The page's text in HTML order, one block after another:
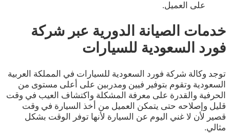
على العميل.
خدمات الصيانة الدورية عبر شركة
فورد السعودية للسيارات
توجد وكالة شركة فورد السعودية للسيارات في المملكة العربية
السعودية وتقوم بتوفير فيين ومدربين على أعلى مستوى من
الحرفية والقدرة على معرفة المشكلة واكتشاف العيب في وقت
قليل وإصلاحه حتى يتمكن العميل من أخذ السيارة في وقت
قصير لأن لا غني اليوم عن السيارة لأنها توفر الوقت بشكل
مثالي.